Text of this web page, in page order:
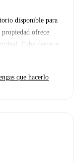
disponible para
ofrece
Cabe destacar
esta
en restaurantes
emblemáticos como
que hacerlo